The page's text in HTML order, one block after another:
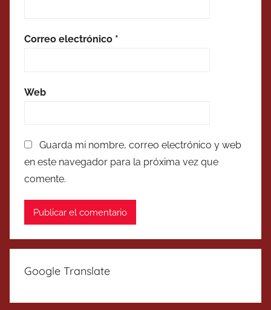
Correo electrónico *
Web
Guarda mi nombre, correo electrónico y web
en este navegador para la próxima vez que
comente.
Google Translate